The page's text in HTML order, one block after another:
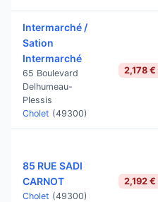
Intermarché /
Sation
Intermarché
65 Boulevard
Delhumeau-
Plessis
Cholet (49300)
2,178 €
85 RUE SADI
CARNOT
Cholet (49300)
2,192 €